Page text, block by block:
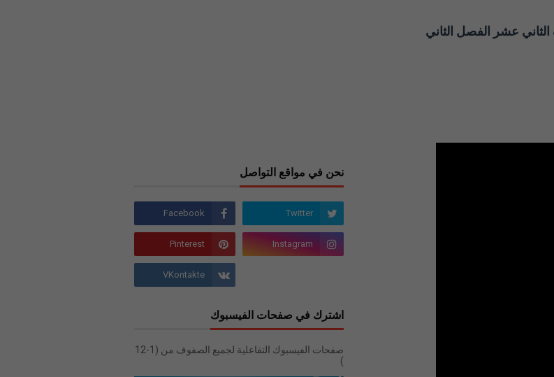
عشر الفصل الثاني
نحن في مواقع التواصل
اشترك في صفحات الفيسبوك
صفحات الفيسبوك التفاعلية لجميع الصفوف من (1-12
)